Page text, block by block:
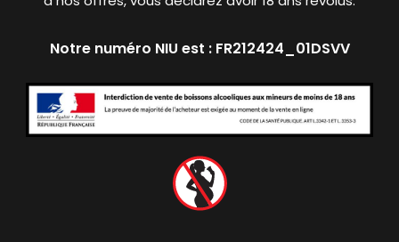
Notre numéro NIU est : FR212424_01DSVV